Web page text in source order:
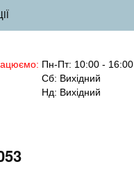
Пн-Пт: 10:00 - 16:00
Сб: Вихідний
Нд: Вихідний